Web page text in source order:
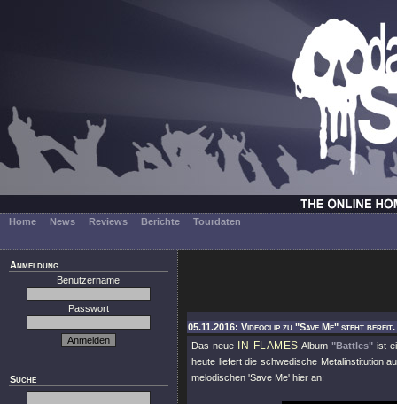
Home News Reviews Berichte Tourdaten
Anmeldung
Benutzername
Passwort
Suche
05.11.2016: Videoclip zu "Save Me" steht
Das neue
IN FLAMES Album "Battles"ist
heute liefert die schwedische Metalinstitution
melodischen 'Save Me' hier an: